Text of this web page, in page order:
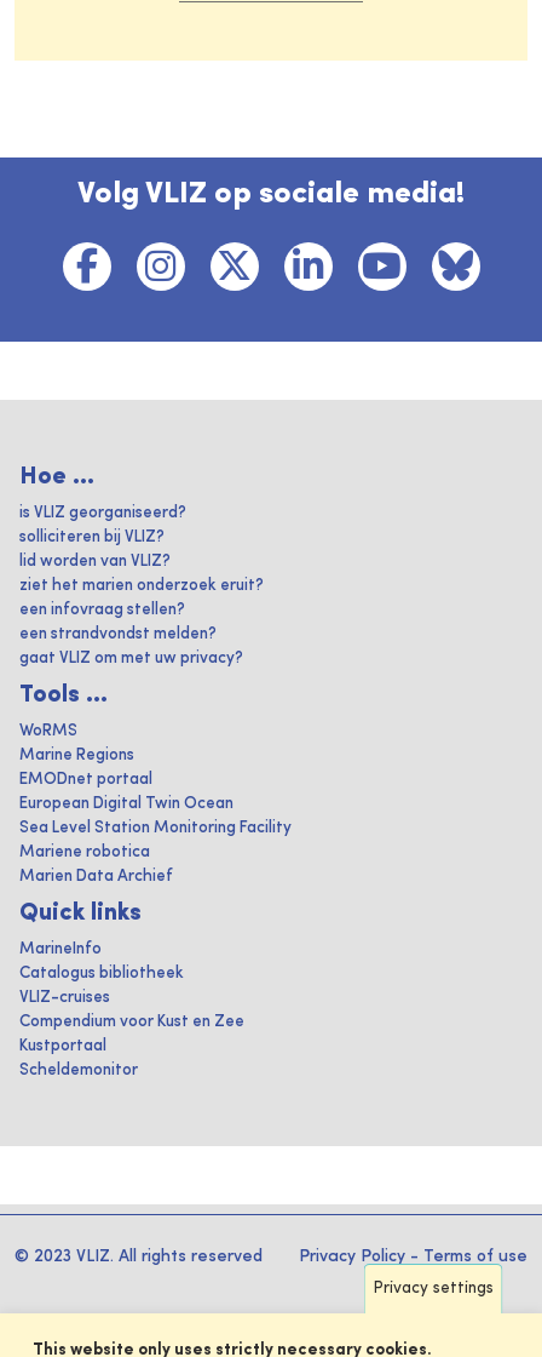
Volg VLIZ op sociale media!
Hoe ...
is VLIZ georganiseerd?
solliciteren bij VLIZ?
lid worden van VLIZ?
ziet het marien onderzoek eruit?
een infovraag stellen?
een strandvondst melden?
gaat VLIZ om met uw privacy?
Tools ...
WoRMS
Marine Regions
EMODnet portaal
European Digital Twin Ocean
Sea Level Station Monitoring Facility
Mariene robotica
Marien Data Archief
Quick links
MarineInfo
Catalogus bibliotheek
VLIZ-cruises
Compendium voor Kust en Zee
Kustportaal
Scheldemonitor
© 2023 VLIZ. All rights reserved Privacy Policy - Terms of use
Privacy settings
This website only uses strictly necessary cookies.